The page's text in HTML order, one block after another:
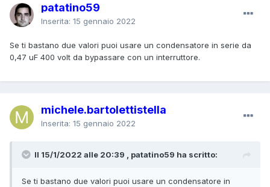
patatino59
Inserita: 15 gennaio 2022
Se ti bastano due valori puoi usare un condensatore in serie da
0,47 uF 400 volt da bypassare con un interruttore.
michele.bartolettistella
Inserita: 15 gennaio 2022
Il 15/1/2022 alle 20:39 , patatino59 ha scritto:
Se ti bastano due valori puoi usare un condensatore in